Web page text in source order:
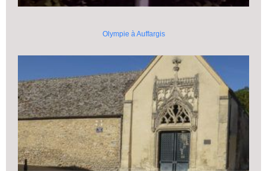
Olympie à Auffargis